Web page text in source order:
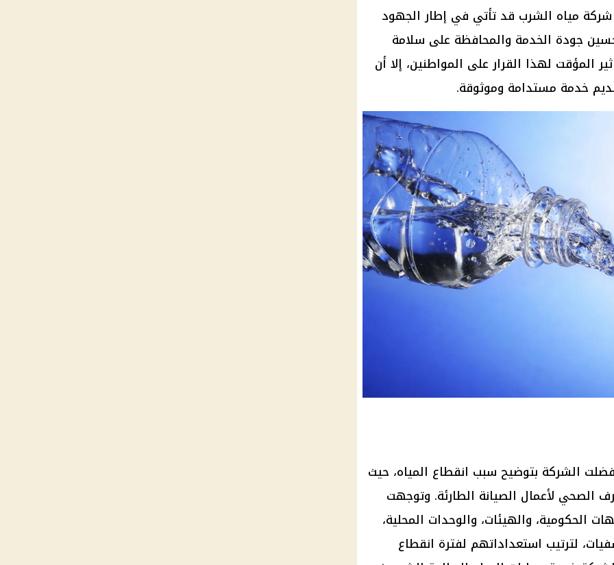
مياه الشرب قد تأتي في إطار الجهود
جودة الخدمة والمحافظة على سلامة
المؤقت لهذا القرار على المواطنين، إلا أن
خدمة مستدامة وموثوقة.
الشركة بتوضيح سبب انقطاع المياه، حيث
الصحي لأعمال الصيانة الطارئة. وتوجهت
الحكومية، والهيئات، والوحدات المحلية،
لترتيب استعداداتهم لفترة انقطاع